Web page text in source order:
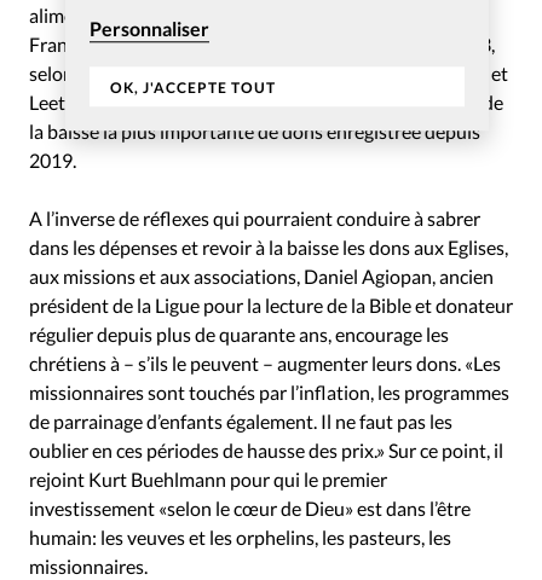
Personnaliser
OK, J'ACCEPTE TOUT
alimentaires. Dans le même temps, le don annuel des
Français est en recul de neuf euros (8,50 francs) en 2023,
selon le «Baromètre des générosités», réalisé par Odoxa et
Leetchi pour France Bleu, dévoilé le 12 octobre. Il s’agit de
la baisse la plus importante de dons enregistrée depuis
2019.
A l’inverse de réflexes qui pourraient conduire à sabrer
dans les dépenses et revoir à la baisse les dons aux Eglises,
aux missions et aux associations, Daniel Agiopan, ancien
président de la Ligue pour la lecture de la Bible et donateur
régulier depuis plus de quarante ans, encourage les
chrétiens à – s’ils le peuvent – augmenter leurs dons. «Les
missionnaires sont touchés par l’inflation, les programmes
de parrainage d’enfants également. Il ne faut pas les
oublier en ces périodes de hausse des prix.» Sur ce point, il
rejoint Kurt Buehlmann pour qui le premier
investissement «selon le cœur de Dieu» est dans l’être
humain: les veuves et les orphelins, les pasteurs, les
missionnaires.